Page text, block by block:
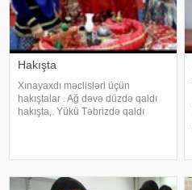
Hakışta
Xınayaxdı məclisləri üçün
hakıştalar . Ağ dəvə düzdə qaldı
hakışta,. Yükü Təbrizdə qaldı
hakışta. Nolar bizi